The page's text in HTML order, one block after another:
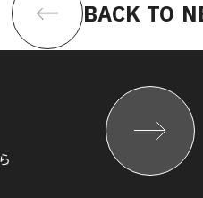
BACK TO